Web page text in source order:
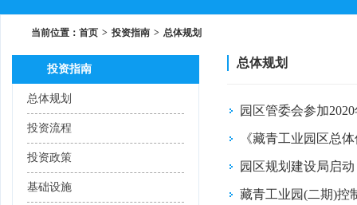
当前位置： 首页 > 投资指南 > 总体规划
投资指南
总体规划
投资流程
投资政策
基础设施
总体规划
园区管委会参加
《藏青工业园区总
园区规划建设局启
藏青工业园(二期)控